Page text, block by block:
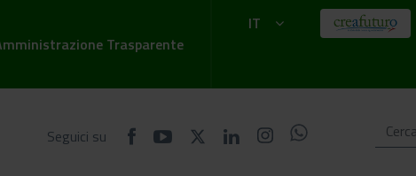
Trasparente
IT
Seguici su